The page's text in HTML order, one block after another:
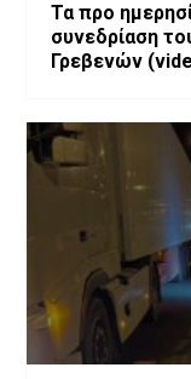
Τα προ
συνεδρίαση
Γρεβενών